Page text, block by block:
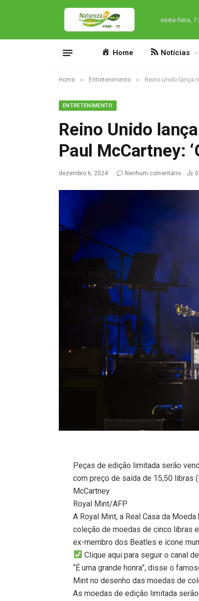
sexta-feira, 7
Home Notícias
Home » Entretenimento » Reino Unido lança
ENTRETENIMENTO
Reino Unido
Paul McCartney:
dezembro 6, 2024 Nenhum comentário 0
Peças de edição limitada serão
com preço de saída de 15,50 libras
McCartney
Royal Mint/AFP
A Royal Mint, a Real Casa da
coleção de moedas de cinco libras
ex-membro dos Beatles e ícone
Clique aqui para seguir o canal
“É uma grande honra”, disse o
Mint no desenho das moedas de
As moedas de edição limitada